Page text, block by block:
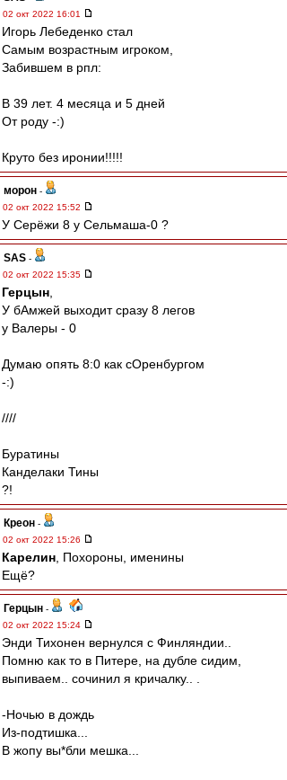
02 окт 2022 16:01
Игорь Лебеденко стал
Самым возрастным игроком,
Забившем в рпл:
В 39 лет. 4 месяца и 5 дней
От роду -:)
Круто без иронии!!!!!
морон -
02 окт 2022 15:52
У Серёжи 8 у Сельмаша-0 ?
SAS -
02 окт 2022 15:35
Герцын
У бАмжей выходит сразу 8 легов
у Валеры - 0
Думаю опять 8:0 как сОренбургом
-:)
////
Буратины
Канделаки Тины
?!
Креон -
02 окт 2022 15:26
Карелин , Похороны, именины
Ещё?
Герцын -
02 окт 2022 15:24
Энди Тихонен вернулся с Финляндии..
Помню как то в Питере, на дубле сидим,
выпиваем.. сочинил я кричалку.. .
-Ночью в дождь
Из-подтишка...
В жопу вы*бли мешка...